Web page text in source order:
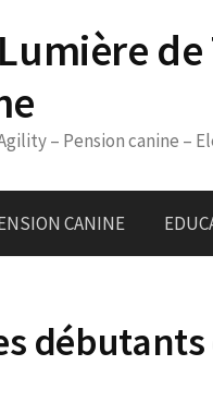
– Pension canine –
CANINE